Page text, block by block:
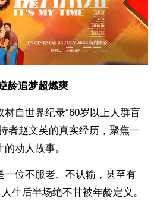
龄追梦超燃爽
自世界纪录“60岁以上人群盲
者赵文英的真实经历，聚焦一
动人故事。
一位不服老、不认输，甚至有
生后半场绝不甘被年龄定义。